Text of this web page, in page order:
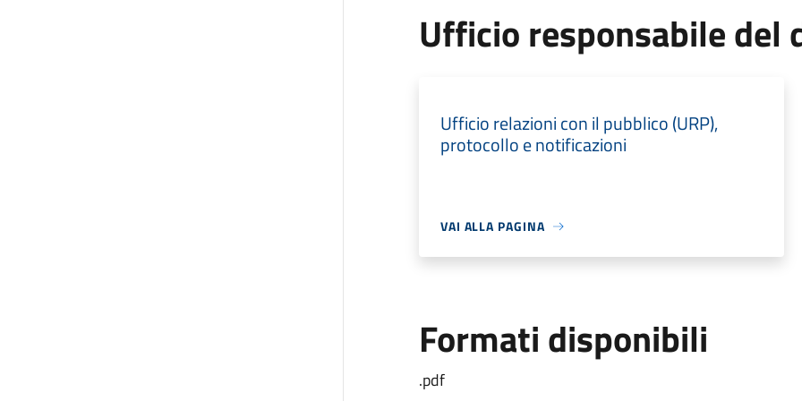
Ufficio responsabile del
Ufficio relazioni con il pubblico (URP),
protocollo e notificazioni
VAI ALLA PAGINA
Formati disponibili
.pdf